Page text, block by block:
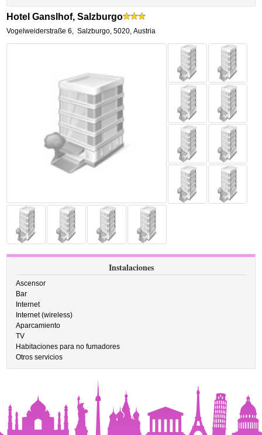
Hotel Ganslhof, Salzburgo
Vogelweiderstraße 6, Salzburgo,5020, Austria
Instalaciones
Ascensor
Bar
Internet
Internet (wireless)
Aparcamiento
TV
Habitaciones para no fumadores
Otros servicios